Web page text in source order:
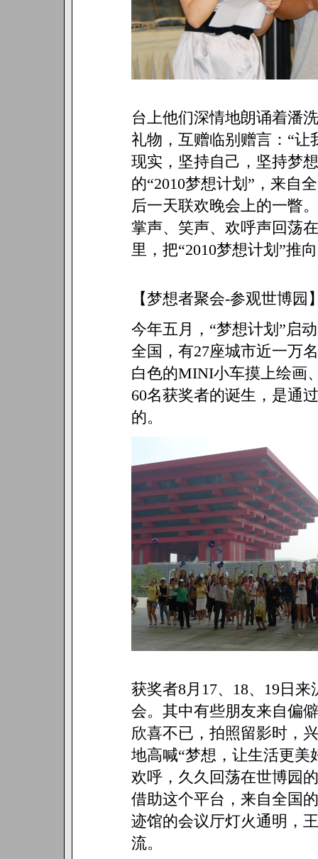
台上他们深情地朗诵着潘
礼物，互赠临别赠言：“让
现实，坚持自己，坚持梦
的“2010梦想计划”，来自
后一天联欢晚会上的一瞥
掌声、笑声、欢呼声回荡
里，把“2010梦想计划”推
【梦想者聚会-参观世博园
今年五月，“梦想计划”启
全国，有27座城市近一万
白色的MINI小车摸上绘画
60名获奖者的诞生，是通
的。
获奖者8月17、18、19日
会。其中有些朋友来自偏
欣喜不已，拍照留影时，
地高喊“梦想，让生活更
欢呼，久久回荡在世博园
借助这个平台，来自全国
迹馆的会议厅灯火通明，
流。